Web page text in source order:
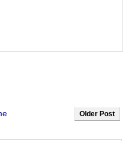
Older Post